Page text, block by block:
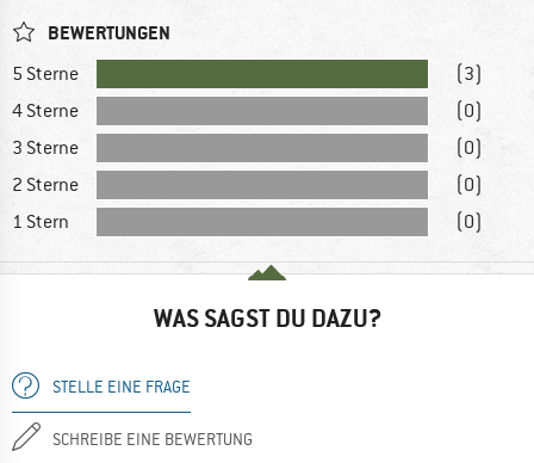
BEWERTUNGEN
5 Sterne
(3)
4 Sterne
(0)
3 Sterne
(0)
2 Sterne
(0)
1 Stern
(0)
WAS SAGST DU DAZU?
STELLE EINE FRAGE
SCHREIBE EINE BEWERTUNG